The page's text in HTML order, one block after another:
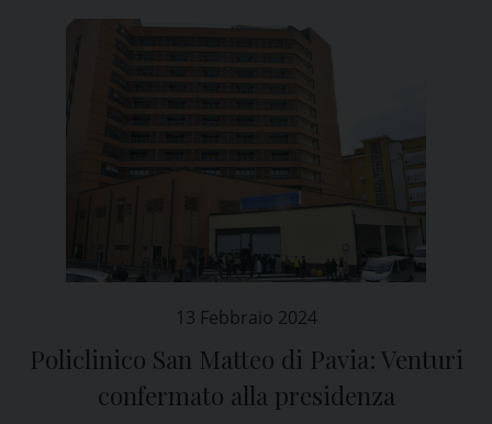
13 Febbraio 2024
Policlinico San Matteo di Pavia: Venturi
confermato alla presidenza